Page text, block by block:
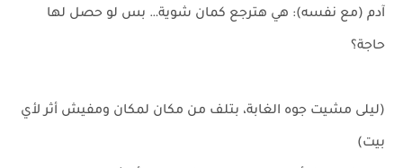
آدم (مع نفسه): هي هترجع كمان شوية… بس لو حصل لها
حاجة؟
(ليلى مشيت جوه الغابة، بتلف من مكان لمكان ومفيش أثر لأي
بيت)